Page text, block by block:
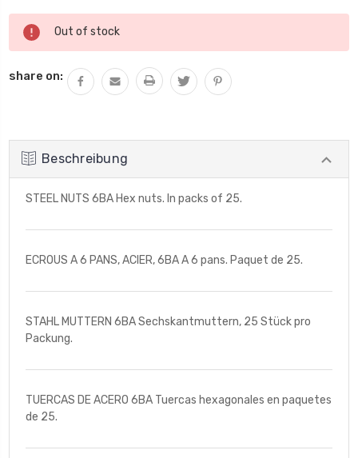
Aktueller
Lagerbestand:
Out of stock
share on:
Beschreibung
STEEL NUTS 6BA Hex nuts. In packs of 25.
ECROUS A 6 PANS, ACIER, 6BA A 6 pans. Paquet de 25.
STAHL MUTTERN 6BA Sechskantmuttern, 25 Stück pro
Packung.
TUERCAS DE ACERO 6BA Tuercas hexagonales en paquetes
de 25.